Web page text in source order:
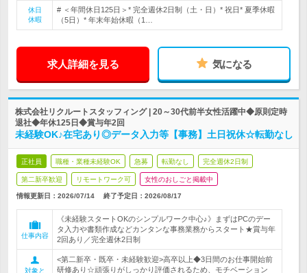
休日
休暇
# ＜年間休日125日＞* 完全週休2日制（土・日）* 祝日* 夏季休暇
（5日）* 年末年始休暇（1…
求人詳細を見る 気になる
株式会社リクルートスタッフィング | 20～30代前半女性活躍中◆原則定時
退社◆年休125日◆賞与年2回
未経験OK♪在宅あり◎データ入力等【事務】土日祝休☆転勤なし
正社員 職種・業種未経験OK 急募 転勤なし 完全週休2日制
第二新卒歓迎 リモートワーク可 女性のおしごと掲載中
情報更新日：2026/07/14 終了予定日： 2026/08/17
仕事内容
《未経験スタートOKのシンプルワーク中心♪》まずはPCのデー
タ入力や書類作成などカンタンな事務業務からスタート★賞与年
2回あり／完全週休2日制
対象と
<第二新卒・既卒・未経験歓迎>高卒以上◆3日間のお仕事開始前
研修あり☆頑張りがしっかり評価されるため、モチベーション